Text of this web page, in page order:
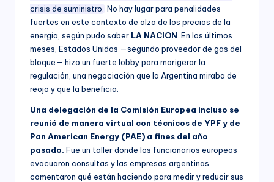
crisis de suministro. No hay lugar para penalidades
fuertes en este contexto de alza de los precios de la
energía, según pudo saber LA NACION . En los últimos
meses, Estados Unidos —segundo proveedor de gas del
bloque— hizo un fuerte lobby para morigerar la
regulación, una negociación que la Argentina miraba de
reojo y que la beneficia.
Una delegación de la Comisión Europea incluso se
reunió de manera virtual con técnicos de YPF y de
Pan American Energy (PAE) a fines del año
pasado. Fue un taller donde los funcionarios europeos
evacuaron consultas y las empresas argentinas
comentaron qué están haciendo para medir y reducir sus